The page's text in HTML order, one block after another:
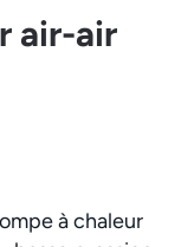
air-air
à chaleur